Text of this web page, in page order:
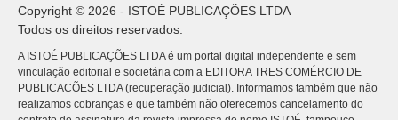
Copyright © 2026 - ISTOÉ PUBLICAÇÕES LTDA
Todos os direitos reservados.
A ISTOÉ PUBLICAÇÕES LTDA é um portal digital independente e sem
vinculação editorial e societária com a EDITORA TRES COMÉRCIO DE
PUBLICACÕES LTDA (recuperação judicial). Informamos também que não
realizamos cobranças e que também não oferecemos cancelamento do